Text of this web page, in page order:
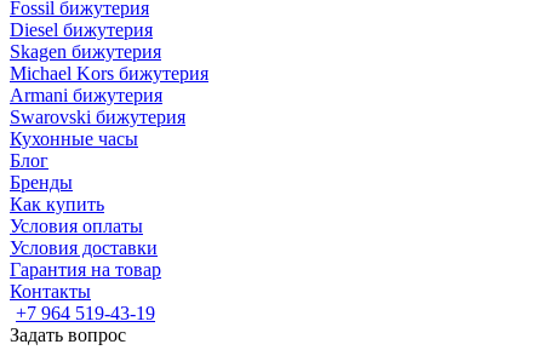
Fossil бижутерия
Diesel бижутерия
Skagen бижутерия
Michael Kors бижутерия
Armani бижутерия
Swarovski бижутерия
Кухонные часы
Блог
Бренды
Как купить
Условия оплаты
Условия доставки
Гарантия на товар
Контакты
+7 964 519-43-19
Задать вопрос